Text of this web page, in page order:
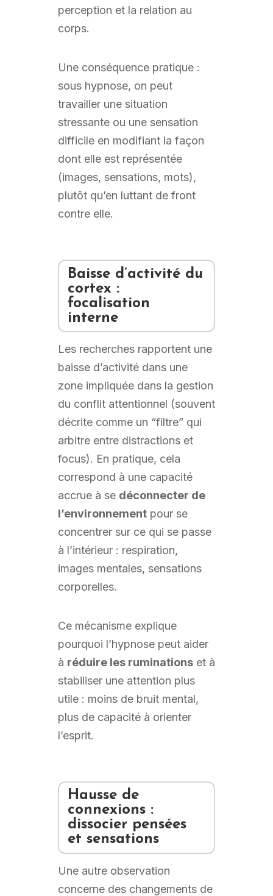
perception et la relation au
corps.
Une conséquence pratique :
sous hypnose, on peut
travailler une situation
stressante ou une sensation
difficile en modifiant la façon
dont elle est représentée
(images, sensations, mots),
plutôt qu’en luttant de front
contre elle.
Baisse d’activité du
cortex :
focalisation
interne
Les recherches rapportent une
baisse d’activité dans une
zone impliquée dans la gestion
du conflit attentionnel (souvent
décrite comme un “filtre” qui
arbitre entre distractions et
focus). En pratique, cela
correspond à une capacité
accrue à se déconnecter de
l’environnementpour se
concentrer sur ce qui se passe
à l’intérieur : respiration,
images mentales, sensations
corporelles.
Ce mécanisme explique
pourquoi l’hypnose peut aider
à réduire les ruminationset à
stabiliser une attention plus
utile : moins de bruit mental,
plus de capacité à orienter
l’esprit.
Hausse de
connexions :
dissocier pensées
et sensations
Une autre observation
concerne des changements de